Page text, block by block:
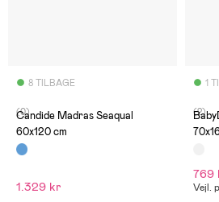
8 TILBAGE
(0)
Candide Madras Seaqual
60x120 cm
1.329 kr
1
(2)
769
Vejl.